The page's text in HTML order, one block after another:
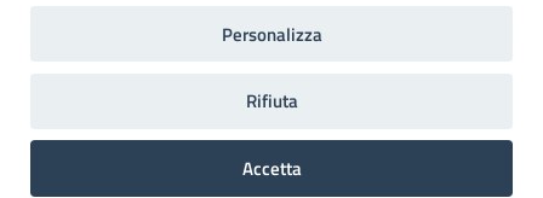
Personalizza
Rifiuta
Accetta